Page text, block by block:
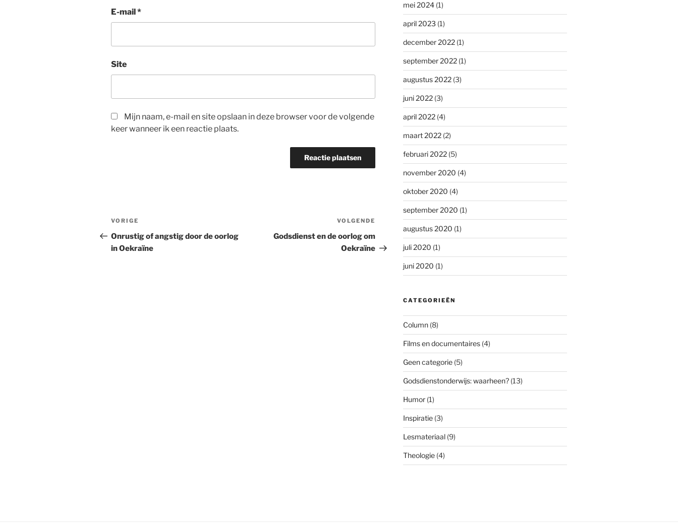
E-mail*
Site
Mijn naam, e-mail en site opslaan in deze browser voor de volgende
keer wanneer ik een reactie plaats.
Bericht
navigatie
Vorig
bericht
VORIGE
Onrustig of angstig door de oorlog
in Oekraïne
Volgend
bericht
VOLGENDE
Godsdienst en de oorlog om
Oekraïne
mei 2024(1)
april 2023 (1)
december 2022(1)
september 2022(1)
augustus 2022(3)
juni 2022(3)
april 2022(4)
maart 2022(2)
februari 2022(5)
november 2020 (4)
oktober 2020 (4)
september 2020 (1)
augustus 2020 (1)
juli 2020 (1)
juni 2020 (1)
CATEGORIEËN
Column(8)
Films en documentaires(4)
Geen categorie(5)
Godsdienstonderwijs: waarheen?(13)
Humor(1)
Inspiratie(3)
Lesmateriaal(9)
Theologie(4)